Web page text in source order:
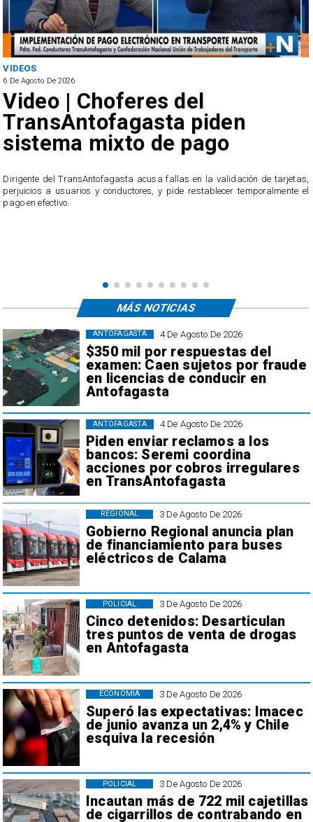
VIDEOS
6 De Agosto De 2026
Video | Choferes del
TransAntofagasta piden
sistema mixto de pago
​Dirigente del TransAntofagasta acusa fallas en la validación de tarjetas,
perjuicios a usuarios y conductores, y pide restablecer temporalmente el
pago en efectivo.
4 De Agosto De 2026
$350 mil por respuestas del
examen: Caen sujetos por fraude
en licencias de conducir en
Antofagasta
ANTOFAGASTA
4 De Agosto De 2026
Piden enviar reclamos a los
bancos: Seremi coordina
acciones por cobros irregulares
en TransAntofagasta
ANTOFAGASTA
3 De Agosto De 2026
Gobierno Regional anuncia plan
de financiamiento para buses
eléctricos de Calama
REGIONAL
3 De Agosto De 2026
Cinco detenidos: Desarticulan
tres puntos de venta de drogas
en Antofagasta
POLICIAL
3 De Agosto De 2026
Superó las expectativas: Imacec
de junio avanza un 2,4% y Chile
esquiva la recesión
ECONOMÍA
3 De Agosto De 2026
Incautan más de 722 mil cajetillas
de cigarrillos de contrabando en
POLICIAL
MÁS NOTICIAS